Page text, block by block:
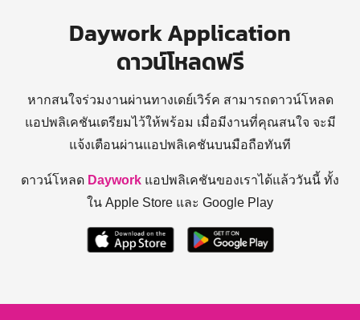
Daywork Application
ดาวน์โหลดฟรี
หากสนใจร่วมงานผ่านทางเดย์เวิร์ค สามารถดาวน์โหลด
แอปพลิเคชันเตรียมไว้ให้พร้อม เมื่อมีงานที่คุณสนใจ จะมี
แจ้งเตือนผ่านแอปพลิเคชันบนมือถือทันที
ดาวน์โหลด Daywork แอปพลิเคชันของเราได้แล้ววันนี้ ทั้ง
ใน Apple Store และ Google Play